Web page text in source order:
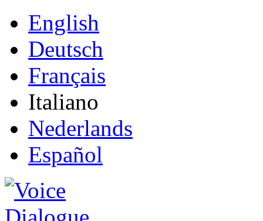
English
Deutsch
Français
Italiano
Nederlands
Español